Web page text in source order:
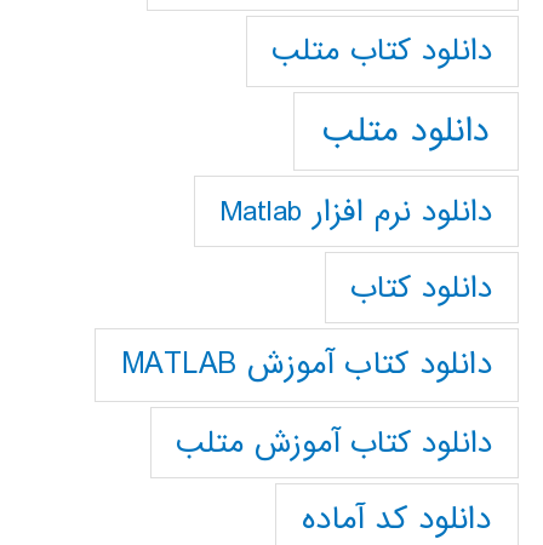
دانلود كتاب متلب
دانلود متلب
دانلود نرم افزار Matlab
دانلود کتاب
دانلود کتاب آموزش MATLAB
دانلود کتاب آموزش متلب
دانلود کد آماده